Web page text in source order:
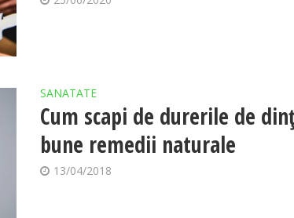
SANATATE
Cum scapi de durerile de
bune remedii naturale
13/04/2018